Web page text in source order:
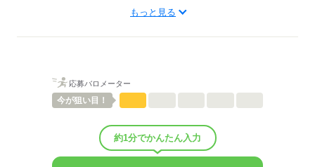
・交通費支給あり
（月額上限５万円まで）
※車通勤の場合は、
ガソリン代支給となります。
（会社規定に準ずる）
※駐車代については自己負担となります
もっと見る
応募バロメーター
今が狙い目！
約1分でかんたん入力